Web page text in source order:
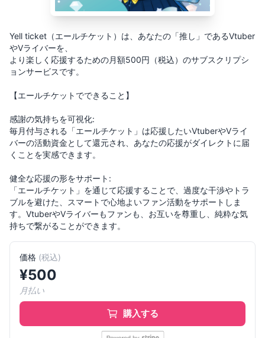
Yell ticket（エールチケット）は、あなたの「推し」であるVtuber
やVライバーを、
より楽しく応援するための月額500円（税込）のサブスクリプシ
ョンサービスです。
【エールチケットでできること】
感謝の気持ちを可視化:
毎月付与される「エールチケット」は応援したいVtuberやVライ
バーの活動資金として還元され、あなたの応援がダイレクトに届
くことを実感できます。
健全な応援の形をサポート:
「エールチケット」を通じて応援することで、過度な干渉やトラ
ブルを避けた、スマートで心地よいファン活動をサポートしま
す。VtuberやVライバーもファンも、お互いを尊重し、純粋な気
持ちで繋がることができます。
価格 (税込)
¥500
月払い
購入する